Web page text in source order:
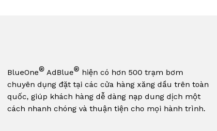
BlueOne® AdBlue® hiện có hơn 500 trạm bơm
chuyên dụng đặt tại các cửa hàng xăng dầu trên toàn
quốc, giúp khách hàng dễ dàng nạp dung dịch một
cách nhanh chóng và thuận tiện cho mọi hành trình.